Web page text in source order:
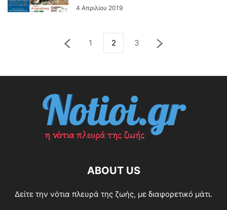
4 Απριλίου 2019
1 2 3
ABOUT US
Δείτε την νότια πλευρά της ζωής, με διαφορετικό μάτι.